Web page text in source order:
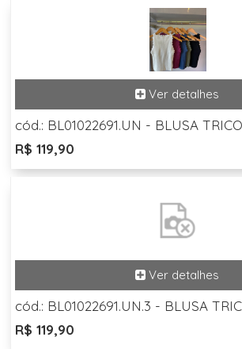
cód.: BL01022691.UN - BLUSA
R$ 119,90
cód.: BL01022691.UN.3 - BLUSA
R$ 119,90